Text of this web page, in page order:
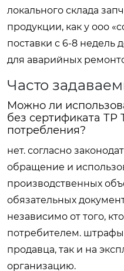
локального склада
продукции, как у ооо
поставки с 6-8 недель
для аварийных
Часто
Можно ли
без сертификата ТР
потребления?
нет. согласно
обращение и
производственных
обязательных
независимо от того,
потребителем. штрафы
продавца, так и на
организацию.